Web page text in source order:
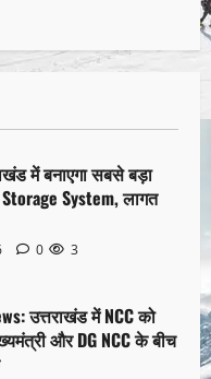
में बनाएगा सबसे बड़ा
System, लागत
0 3
उत्तराखंड में NCC को
और DG NCC के बीच